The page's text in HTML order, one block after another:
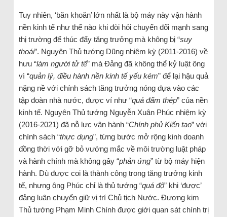
Tuy nhiên, ‘băn khoăn’ lớn nhất là bộ máy này vận hành
nền kinh tế như thế nào khi đòi hỏi chuyển đổi mạnh sang
thị trường để thúc đẩy tăng trưởng mà không bị “suy
thoái”. Nguyên Thủ tướng Dũng nhiệm kỳ (2011-2016) về
hưu “làm người tử tế” mà Đảng đã không thể kỷ luật ông
vì “quản lý, điều hành nền kinh tế yếu kém” để lại hậu quả
nặng nề với chính sách tăng trưởng nóng dựa vào các
tập đoàn nhà nước, được ví như “quả đấm thép” của nền
kinh tế. Nguyên Thủ tướng Nguyễn Xuân Phúc nhiệm kỳ
(2016-2021) đã nỗ lực vận hành “Chính phủ Kiến tạo” với
chính sách “thực dụng”, từng bước mở rộng kinh doanh
đồng thời với gỡ bỏ vướng mắc về môi trường luật pháp
và hành chính mà không gây “phản ứng” từ bộ máy hiện
hành. Dù được coi là thành công trong tăng trưởng kinh
tế, nhưng ông Phúc chỉ là thủ tướng “quá độ” khi ‘được’
đảng luân chuyển giữ vị trí Chủ tịch Nước. Đương kim
Thủ tướng Phạm Minh Chính được giới quan sát chính trị